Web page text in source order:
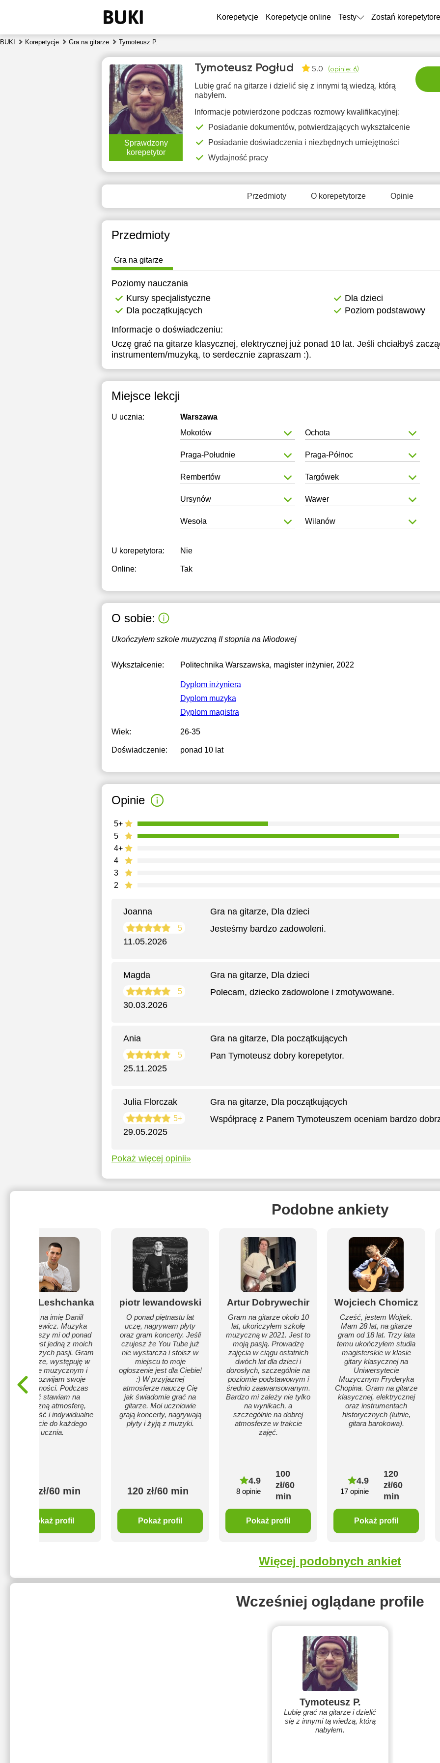
Korepetycje Korepetycje online Testy Zostań
BUKI Korepetycje Gra na gitarze Tymoteusz P.
Sprawdzony
korepetytor
Tymoteusz Pogłud 5.0 (opinie: 6)
Lubię grać na gitarze i dzielić się z innymi tą wiedzą, którą
nabyłem.
Informacje potwierdzone podczas rozmowy kwalifikacyjnej:
Posiadanie dokumentów, potwierdzających wykształcenie
Posiadanie doświadczenia i niezbędnych umiejętności
Wydajność pracy
Przedmioty O korepetytorze Opinie
Przedmioty
Gra na gitarze
Poziomy nauczania
Kursy specjalistyczne
Dla dzieci
Dla początkujących
Poziom podstawowy
Informacje o doświadczeniu:
Uczę grać na gitarze klasycznej, elektrycznej już ponad 10 lat. Jeśli chciałbyś
instrumentem/muzyką, to serdecznie zapraszam :).
Miejsce lekcji
U ucznia:
Warszawa
Mokotów
Ochota
Praga-Południe Praga-Północ
Rembertów Targówek
Ursynów Wawer
Wesoła Wilanów
U korepetytora: Nie
Online: Tak
O sobie:
Ukończyłem szkole muzyczną II stopnia na Miodowej
Wykształcenie: Politechnika Warszawska, magister inżynier, 2022
Dyplom inżyniera
Dyplom muzyka
Dyplom magistra
Wiek: 26-35
Doświadczenie: ponad 10 lat
Opinie
2
3
4
4+
5
5+
Joanna
5
11.05.2026
Gra na gitarze, Dla dzieci
Jesteśmy bardzo zadowoleni.
Magda
5
30.03.2026
Gra na gitarze, Dla dzieci
Polecam, dziecko zadowolone i zmotywowane.
Ania
5
25.11.2025
Gra na gitarze, Dla początkujących
Pan Tymoteusz dobry korepetytor.
Julia Florczak
5+
29.05.2025
Gra na gitarze, Dla początkujących
Współpracę z Panem Tymoteuszem oceniam bardzo
Pokaż więcej opinii»
Podobne ankiety
Daniil Leshchanka
Mam na imię Daniil
Hryckiewicz. Muzyka
towarzyszy mi od ponad
10 lat i jest jedną z moich
największych pasji. Gram
na gitarze, występuję w
zespole muzycznym i
stale rozwijam swoje
umiejętności. Podczas
zajęć stawiam na
przyjazną atmosferę,
cierpliwość i indywidualne
podejście do każdego
ucznia.
100 zł/60 min
Pokaż profil
piotr lewandowski
O ponad piętnastu lat
uczę, nagrywam płyty
oraz gram koncerty. Jeśli
czujesz że You Tube już
nie wystarcza i stoisz w
miejscu to moje
ogłoszenie jest dla Ciebie!
:) W przyjaznej
atmosferze nauczę Cię
jak świadomie grać na
gitarze. Moi uczniowie
grają koncerty, nagrywają
płyty i żyją z muzyki.
120 zł/60 min
Pokaż profil
Artur Dobrywechir
Gram na gitarze około 10
lat, ukończyłem szkołę
muzyczną w 2021. Jest to
moją pasją. Prowadzę
zajęcia w ciągu ostatnich
dwóch lat dla dzieci i
dorosłych, szczególnie na
poziomie podstawowym i
średnio zaawansowanym.
Bardzo mi zależy nie tylko
na wynikach, a
szczególnie na dobrej
atmosferze w trakcie
zajęć.
4.9
8 opinie
100
zł/60
min
Pokaż profil
Wojciech Chomicz
Cześć, jestem Wojtek.
Mam 28 lat, na gitarze
gram od 18 lat. Trzy lata
temu ukończyłem studia
magisterskie w klasie
gitary klasycznej na
Uniwersytecie
Muzycznym Fryderyka
Chopina. Gram na gitarze
klasycznej, elektrycznej
oraz instrumentach
historycznych (lutnie,
gitara barokowa).
4.9
17 opinie
120
zł/60
min
Pokaż profil
Więcej podobnych ankiet
Wcześniej oglądane profile
Tymoteusz P.
Lubię grać na gitarze i dzielić
się z innymi tą wiedzą, którą
nabyłem.
czw
6
pią
7
sob
8
nie
9
pon
10
18:00
19:00
19:30
20:00
20:30
21:00
19:00
20:30
21:00
Brak
Brak
Brak